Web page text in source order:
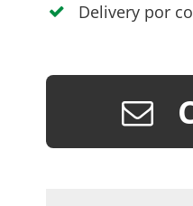
Delivery por